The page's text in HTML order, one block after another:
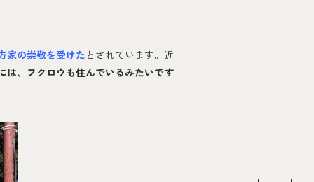
家の崇敬を受けた とされています。近
は、フクロウも住んでいるみたいです